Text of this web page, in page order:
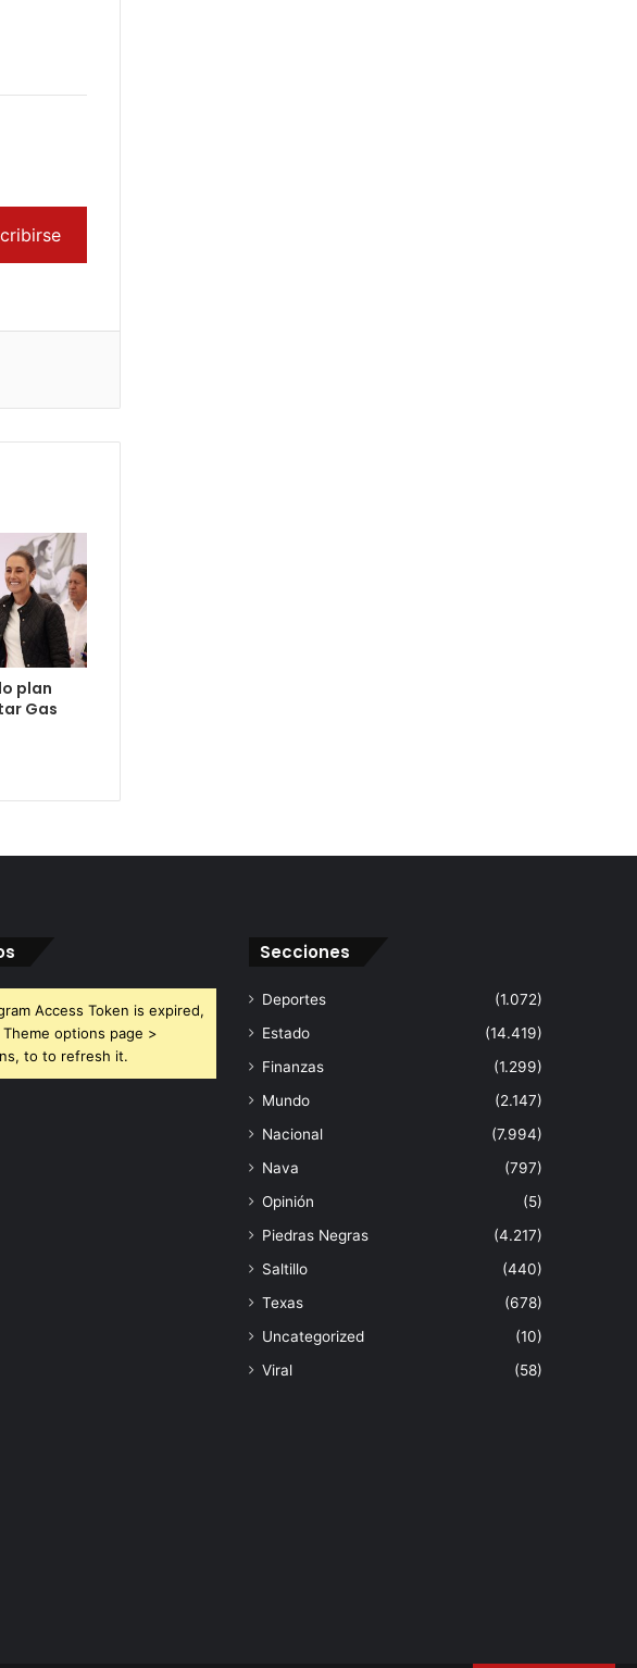
plan
Gas
Access Token is expired,
options page >
to to refresh it.
Secciones
Deportes
(1.072)
Estado
(14.419)
Finanzas
(1.299)
Mundo
(2.147)
Nacional
(7.994)
Nava
(797)
Opinión
(5)
Piedras Negras
(4.217)
Saltillo
(440)
Texas
(678)
Uncategorized
(10)
Viral
(58)